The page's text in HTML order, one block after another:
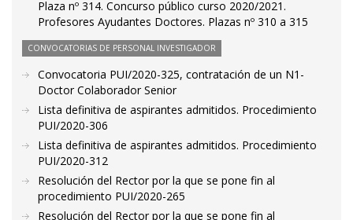
Plaza nº 314. Concurso público curso 2020/2021.
Profesores Ayudantes Doctores. Plazas nº 310 a 315
CONVOCATORIAS DE PERSONAL INVESTIGADOR
Convocatoria PUI/2020-325, contratación de un N1-
Doctor Colaborador Senior
Lista definitiva de aspirantes admitidos. Procedimiento
PUI/2020-306
Lista definitiva de aspirantes admitidos. Procedimiento
PUI/2020-312
Resolución del Rector por la que se pone fin al
procedimiento PUI/2020-265
Resolución del Rector por la que se pone fin al